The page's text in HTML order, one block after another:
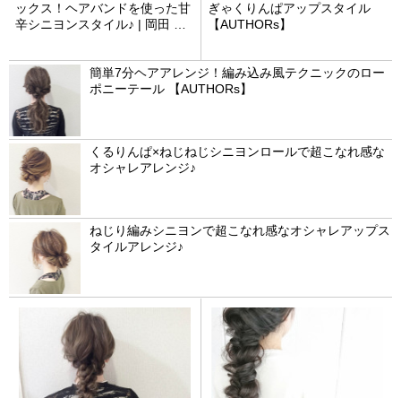
ックス！ヘアバンドを使った甘
辛シニヨンスタイル♪ | 岡田 ユ
ぎゃくりんぱアップスタイル
【AUTHORs】
簡単7分ヘアアレンジ！編み込み風テクニックのロー
ポニーテール 【AUTHORs】
くるりんぱ×ねじねじシニヨンロールで超こなれ感な
オシャレアレンジ♪
ねじり編みシニヨンで超こなれ感なオシャレアップス
タイルアレンジ♪